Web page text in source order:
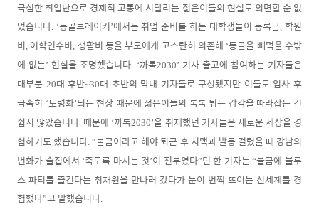
극심한 취업난으로 경제적 고통에 시달리는 젊은이들의 현실도 외면할 순 없
었습니다 . ‘등골브레이커’에서는 취업 준비를 하는 대학생들이 등록금 ,학원
비 어학연수비 생활비 등을 부모에게 고스란히 의존해 ‘등골을 빼먹을 수밖
에 없는’현실을 조명했습니다 ‘까톡2030’ 기사 출고에 참여하는 기자들은
대부분 20대 후반~30대 초반의 막내 기자들로 구성됐지만 이들도 입사 후
급속히 ‘노령화’되는 현상 때문에 젊은이들의 톡톡 튀는 감각을 따라잡는 건
쉽지 않았습니다 때문에 ‘까톡2030’을 취재했던 기자들은 새로운 세상을 경
험하기도 했습니다 . “불금이라고 해야 퇴근 후 치맥과 발동 걸렸을 때 강남의
번화가 술집에서 ‘죽도록 마시는 것’이 전부였다”던 한 기자는“불금에 블루
스 파티를 즐긴다는 취재원을 만나러 갔다가 눈이 번쩍 뜨이는 신세계를 경
험했다”고 말했습니다